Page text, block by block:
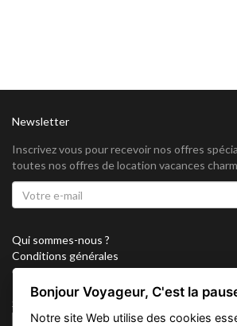
Newsletter
Inscrivez vous pour recevoir nos offres
toutes nos offres de location vacances
Qui sommes-nous ?
Conditions générales
Confidentialité
Partenariat
Sitemap
Cookies
Bonjour Voyageur, C'est la
Notre site Web utilise des cookies